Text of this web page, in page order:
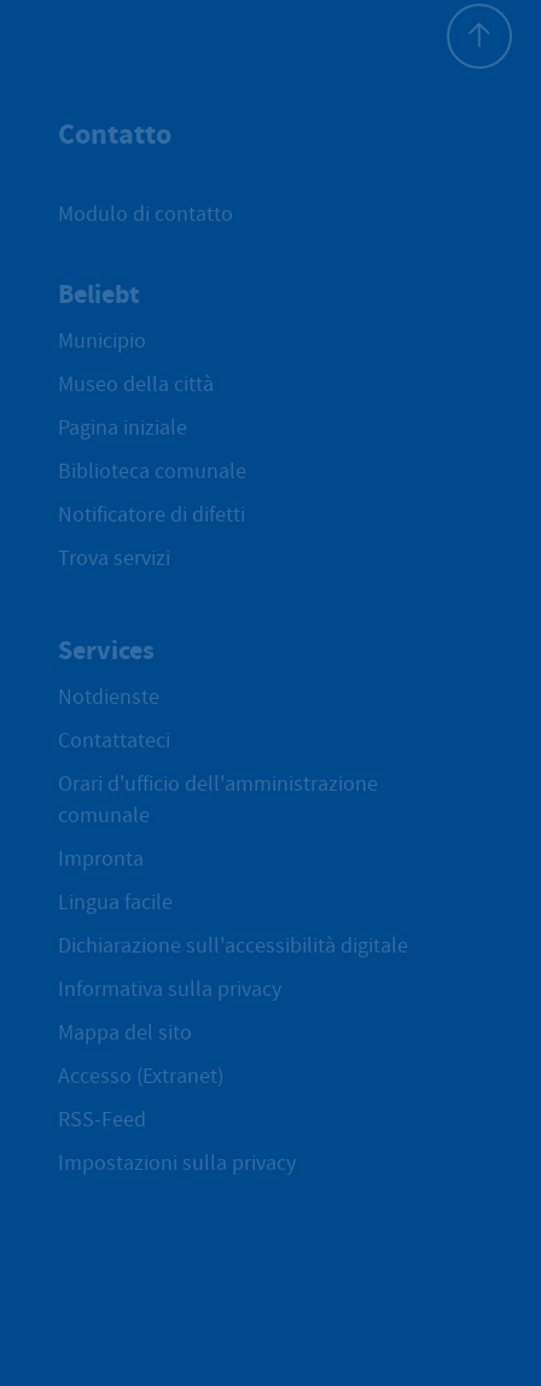
Contatto
Modulo di contatto
Beliebt
Municipio
Museo della città
Pagina iniziale
Biblioteca comunale
Notificatore di difetti
Trova servizi
Services
Notdienste
Contattateci
Orari d'ufficio dell'amministrazione
comunale
Impronta
Lingua facile
Dichiarazione sull'accessibilità digitale
Informativa sulla privacy
Mappa del sito
Accesso (Extranet)
RSS-Feed
Impostazioni sulla privacy